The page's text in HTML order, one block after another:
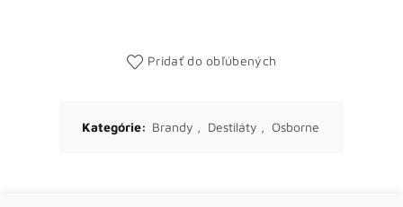
Pridať do obľúbených
Kategórie: Brandy , Destiláty , Osborne